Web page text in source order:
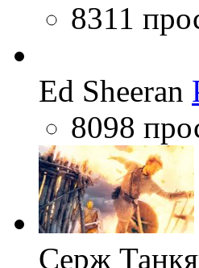
8311
Ed Sheeran
8098
Серж